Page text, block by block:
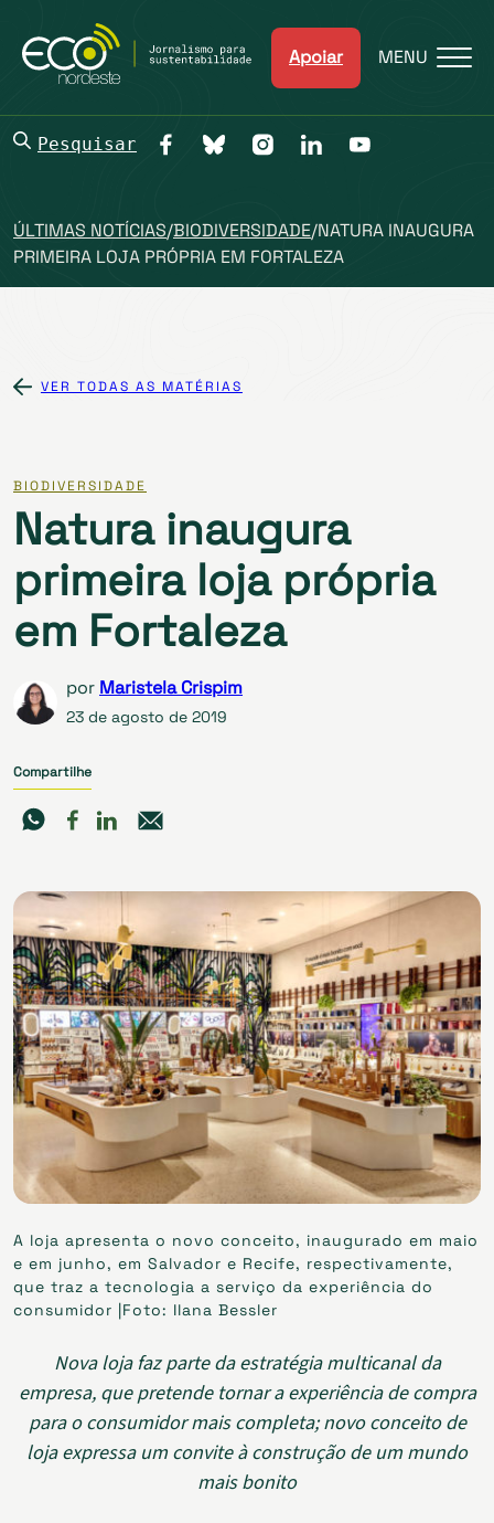
Apoiar MENU
Pesquisar
ÚLTIMAS NOTÍCIAS/BIODIVERSIDADE/NATURA INAUGURA
PRIMEIRA LOJA PRÓPRIA EM FORTALEZA
VER TODAS AS MATÉRIAS
BIODIVERSIDADE
Natura inaugura
primeira loja própria
em Fortaleza
por Maristela Crispim
23 de agosto de 2019
Compartilhe
A loja apresenta o novo conceito, inaugurado em maio
e em junho, em Salvador e Recife, respectivamente,
que traz a tecnologia a serviço da experiência do
consumidor |Foto: Ilana Bessler
Nova loja faz parte da estratégia multicanal da
empresa, que pretende tornar a experiência de compra
para o consumidor mais completa; novo conceito de
loja expressa um convite à construção de um mundo
mais bonito